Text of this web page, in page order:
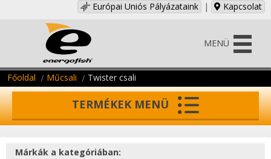
Európai Uniós Pályázataink
| Kapcsolat
MENÜ
Főoldal Műcsali Twister csali
TERMÉKEK MENÜ
Márkák a kategóriában: